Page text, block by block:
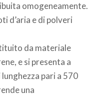
omogeneamente.
d’aria e di polveri
da materiale
e si presenta a
pari a 570
una